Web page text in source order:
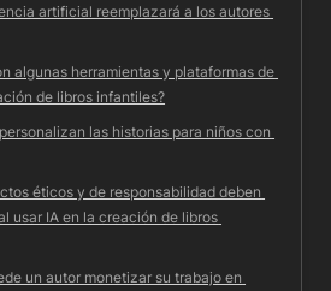
artificial reemplazará a los autores
algunas herramientas y plataformas de
de libros infantiles?
las historias para niños con
éticos y de responsabilidad deben
usar IA en la creación de libros
un autor monetizar su trabajo en